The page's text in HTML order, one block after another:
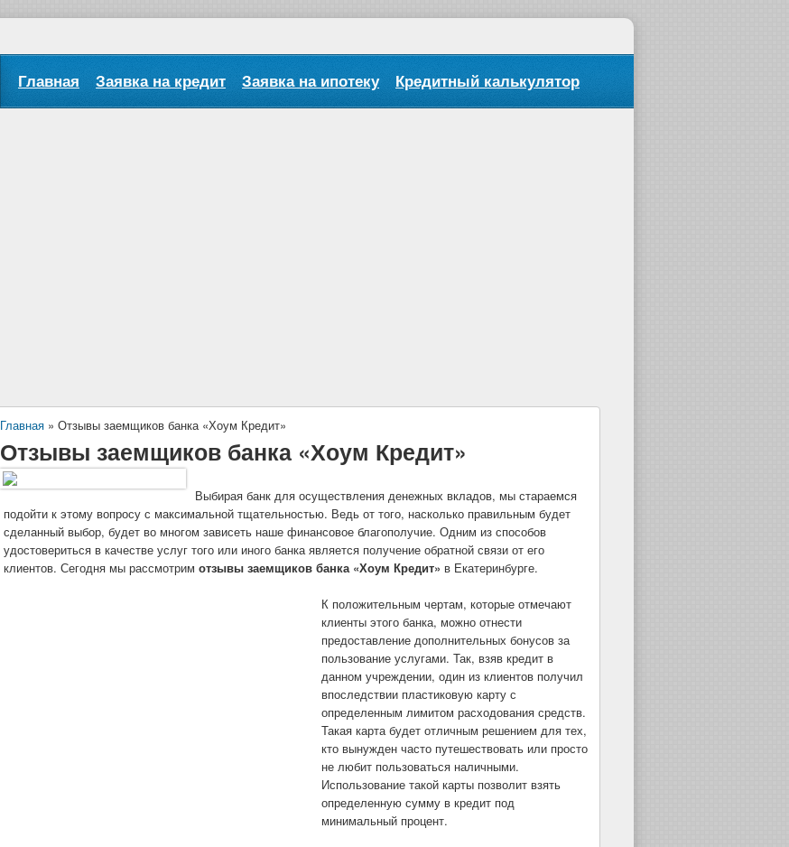
Главная Заявка на кредит Заявка на ипотеку Кредитный калькулятор
Главная » Отзывы заемщиков банка «Хоум Кредит»
Отзывы заемщиков банка «Хоум Кредит»
Выбирая банк для осуществления денежных вкладов, мы стараемся
подойти к этому вопросу с максимальной тщательностью. Ведь от того, насколько правильным будет
сделанный выбор, будет во многом зависеть наше финансовое благополучие. Одним из способов
удостовериться в качестве услуг того или иного банка является получение обратной связи от его
клиентов. Сегодня мы рассмотрим отзывы заемщиков банка «Хоум Кредит» в Екатеринбурге.
К положительным чертам, которые отмечают
клиенты этого банка, можно отнести
предоставление дополнительных бонусов за
пользование услугами. Так, взяв кредит в
данном учреждении, один из клиентов получил
впоследствии пластиковую карту с
определенным лимитом расходования средств.
Такая карта будет отличным решением для тех,
кто вынужден часто путешествовать или просто
не любит пользоваться наличными.
Использование такой карты позволит взять
определенную сумму в кредит под
минимальный процент.